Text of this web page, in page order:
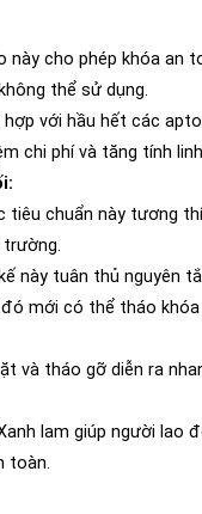
này cho phép khóa an
thể sử dụng.
hợp với hầu hết các
chi phí và tăng tính
tiêu chuẩn này tương
này tuân thủ nguyên
mới có thể tháo
và tháo gỡ diễn ra
lam giúp người lao
toàn.